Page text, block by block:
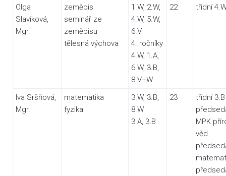
Olga
Slavíková,
Mgr.
zeměpis
seminář ze
zeměpisu
tělesná výchova
1.W, 2.W,
4.W, 5.W,
6.V
4. ročníky
4.W, 1.A,
6.W, 3.B,
8.V+W
22 třídní
Iva Sršňová,
Mgr.
matematika
fyzika
3.W, 3.B,
8.W
3.A, 3.B
23
třídní 3.B
MPK
věd